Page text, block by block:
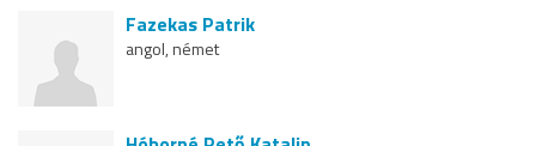
Fazekas Patrik
angol, német